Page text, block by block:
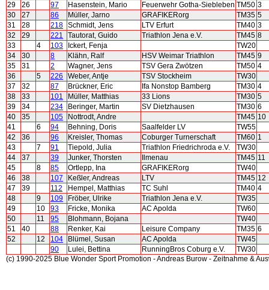
29
26 97 Hasenstein, Mario Feuerwehr Gotha-Siebleben TM50 3
30
27 86 Müller, Jarno GRAFIKERorg TM35 5
31
28 218 Schmidt, Jens LTV Erfurt TM40 3
32
29 221 Tautorat, Guido Triathlon Jena e.V. TM45 8
33
4 103 Ickert, Fenja
TW20
34
30 8 Klähn, Ralf HSV Weimar Triathlon TM45 9
35
31 2 Wagner, Jens TSV Gera Zwötzen TM50 4
36
5 226 Weber, Antje TSV Stockheim
TW30
37
32 87 Brückner, Eric Ifa Nonstop Bamberg TM30 4
38
33 101 Müller, Matthias 33 Lions TM30 5
39
34 234 Beringer, Martin SV Dietzhausen TM30 6
40
35 105 Nottrodt, Andre TM45 10
41
6 94 Behning, Doris Saalfelder LV
TW55
42
36 96 Kreisler, Thomas Coburger Turnerschaft TM60 1
43
7 91 Tiepold, Julia Triathlon Friedrichroda e.V.
TW30
44
37 39 Junker, Thorsten Ilmenau TM45 11
45
8 85 Ortlepp, Ina GRAFIKERorg
TW40
46
38 107 Keßler, Andreas LTV TM45 12
47
39 112 Hempel, Matthias TC Suhl TM40 4
48
9 109 Fröber, Ulrike Triathlon Jena e.V.
TW35
49
10 93 Fricke, Monika AC Apolda
TW60
50
11 95 Blohmann, Bojana
TW40
51
40 88 Renker, Kai Leisure Company TM35 6
52
12 104 Blümel, Susan AC Apolda
TW45
90
Lulei, Bettina RunningBros Coburg e.V.
TW30
(c) 1990-2025 Blue Wonder Sport Promotion - Andreas Burow - Zeitnahme &